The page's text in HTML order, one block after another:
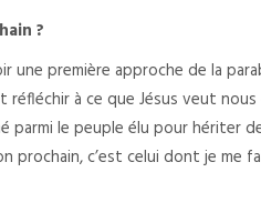
?
première approche de la
à ce que Jésus veut nous
parmi le peuple élu pour hériter
prochain, c’est celui dont je me